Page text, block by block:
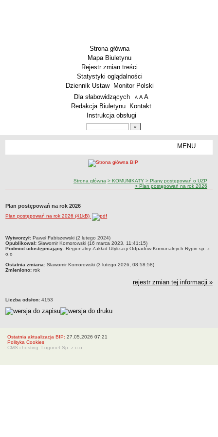
Strona główna
Mapa Biuletynu
Rejestr zmian treści
Statystyki oglądalności
Dziennik Ustaw
Monitor Polski
Menu dodatkowe
Dla słabowidzących A pomniejsz czcionkę
A standardowy rozmiar czcionki
A
Redakcja Biuletynu
Kontakt
Instrukcja obsługi
MENU
Przedmiot działalności wg. PKD
Godziny urzędowania
WŁADZE I STRUKTURA
Struktura własnościowa
KOMUNIKATY
Informacje i komunikaty
Zamówienia publiczne
950 lat
Usługi
Historia Zakładu
ścieżka nawigacji
Strona główna > KOMUNIKATY > Plany postępowań o UZP
> Plan postępowań na rok 2026
Plan postępowań na rok 2026
Plan postępowań na rok 2026 (41kB)
metryczka
Wytworzył: Paweł Fabiszewski (2 lutego 2024)
Opublikował: Sławomir Komorowski (16 marca 2023, 11:41:15)
Podmiot udostępniający: Regionalny Zakład Utylizacji Odpadów Komunalnych Rypin sp. z
o.o
Ostatnia zmiana: Sławomir Komorowski (3 lutego 2026, 08:58:58)
Zmieniono: rok
rejestr zmian tej informacji »
Liczba odsłon: 4153
Ostatnia aktualizacja BIP: 27.05.2026 07:21
Polityka Cookies
CMS i hosting: Logonet Sp. z o.o.